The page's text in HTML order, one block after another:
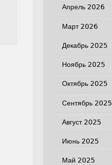
Апрель 2026
Март 2026
Декабрь 2025
Ноябрь 2025
Октябрь 2025
Сентябрь 2025
Август 2025
Июнь 2025
Май 2025